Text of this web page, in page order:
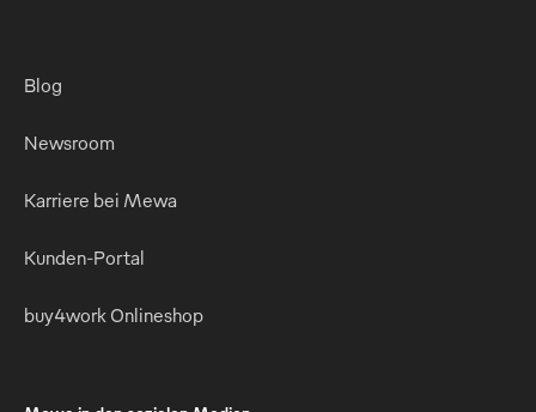
Blog
Newsroom
Karriere bei Mewa
Kunden-Portal
buy4work Onlineshop